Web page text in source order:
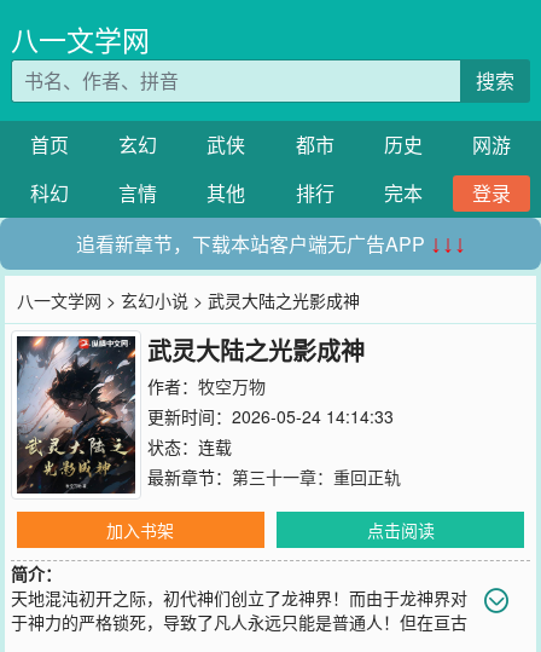
八一文学网
搜索
首页 玄幻 武侠 都市 历史
网游
科幻
言情 其他 排行 完本
登录
追看新章节，下载本站客户端无广告APP ↓↓↓
八一文学网 >玄幻小说 > 武灵大陆之光影成神
武灵大陆之光影成神
作者： 牧空万物
更新时间：2026-05-24 14:14:33
状态：连载
最新章节： 第三十一章：重回正轨
加入书架
点击阅读
简介：
天地混沌初开之际，初代神们创立了龙神界！而由于龙神界对
于神力的严格锁死，导致了凡人永远只能是普通人！但在亘古